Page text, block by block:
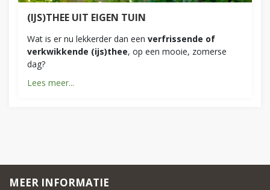
(IJS)THEE UIT EIGEN TUIN
Wat is er nu lekkerder dan een verfrissende of
verkwikkende (ijs)thee, op een mooie, zomerse
dag?
Lees meer...
MEER INFORMATIE